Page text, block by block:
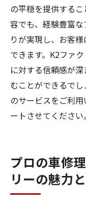
の平穏を提供する
容でも、経験豊富
りが実現し、お客
できます。K2ファ
に対する信頼感が
むことができるで
のサービスをご利
ートさせてください。
プロの車修
リーの魅力